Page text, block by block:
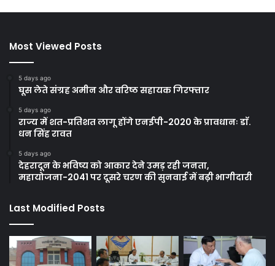
Most Viewed Posts
5 days ago
घूस लेते संग्रह अमीन और वरिष्ठ सहायक गिरफ्तार
5 days ago
राज्य में शत-प्रतिशत लागू होंगे एनईपी-2020 के प्रावधानः डाॅ.
धन सिंह रावत
5 days ago
देहरादून के भविष्य को आकार देने उमड़ रही जनता,
महायोजना-2041 पर दूसरे चरण की सुनवाई में बढ़ी भागीदारी
Last Modified Posts